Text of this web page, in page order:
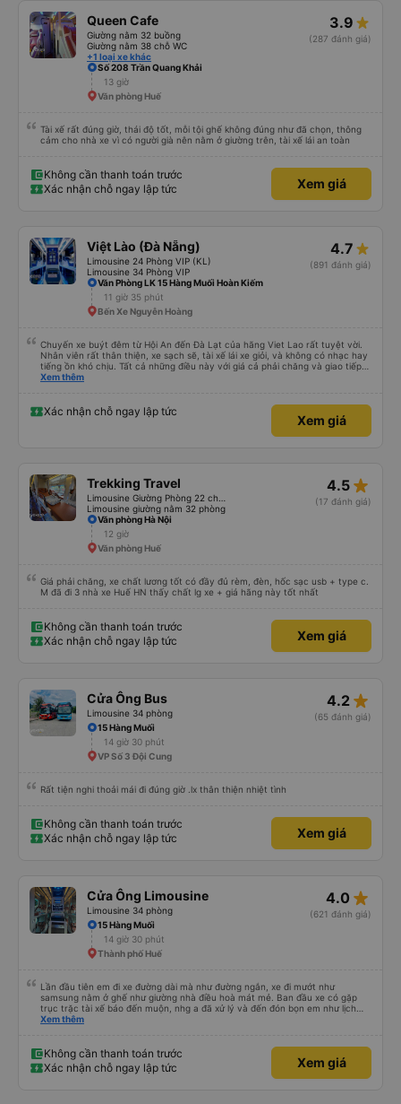
có thể sử dụng chúng vì chúng trống. Nhìn chung là một hành trình rất tốt :)
Queen Cafe
Giường nằm 32 buồng
Giường nằm 38 chỗ WC
+1 loại xe khác
3.9
(287 đánh giá)
Số 208 Trần Quang Khải
13 giờ
Văn phòng Huế
Tài xế rất đúng giờ, thái độ tốt, mỗi tội ghế không đúng như đã chọn, thông
cảm cho nhà xe vì có người già nên nằm ở giường trên, tài xế lái an toàn
Không cần thanh toán trước
Xác nhận chỗ ngay lập tức
Xem giá
Việt Lào (Đà Nẵng)
Limousine 24 Phòng VIP (KL)
Limousine 34 Phòng VIP
4.7
(891 đánh giá)
Văn Phòng LK 15 Hàng Muối Hoàn Kiếm
11 giờ 35 phút
Bến Xe Nguyễn Hoàng
Chuyến xe buýt đêm từ Hội An đến Đà Lạt của hãng Viet Lao rất tuyệt vời.
Nhân viên rất thân thiện, xe sạch sẽ, tài xế lái xe giỏi, và không có nhạc hay
tiếng ồn khó chịu. Tất cả những điều này với giá cả phải chăng và giao tiếp
bằng tiếng Anh rất suôn sẻ, vì vậy tôi rất khuyên bạn nên chọn hãng này.
không được ăn trên xe, nhưng có nhà hàng và quán ăn nhẹ ở một số điểm
dừng. Bạn phải cởi giày và đi chân trần. Tại các điểm dừng, dép nhựa được
cung cấp khi bạn xuống xe; bạn phải trả lại chúng vào thùng trước khi lên xe
chỗ ngồi hơn (có khoảng 35 chỗ, và tôi không thừa cân, nhưng vẫn hơi
chật). Tôi khuyên bạn nên chọn chỗ ngồi phía dưới và giữa.
Xem thêm
Xác nhận chỗ ngay lập tức
Xem giá
Trekking Travel
Limousine giường nằm 32 phòng
4.5 star_rate
(17 đánh giá)
Văn phòng Hà Nội
12 giờ
Văn phòng Huế
Giá phải chăng, xe chất lương tốt có đầy đủ rèm, đèn, hốc sạc usb + type c.
M đã đi 3 nhà xe Huế HN thấy chất lg xe + giá hãng này tốt nhất
Không cần thanh toán trước
Xác nhận chỗ ngay lập tức
Xem giá
Cửa Ông Bus
Limousine 34 phòng
4.2 star_rate
(65 đánh giá)
15 Hàng Muối
14 giờ 30 phút
VP Số 3 Đội Cung
Rất tiện nghi thoải mái đi đúng giờ .lx thân thiện nhiệt tình
Không cần thanh toán trước
Xác nhận chỗ ngay lập tức
Xem giá
Cửa Ông Limousine
Limousine 34 phòng
4.0 star_rate
(621 đánh giá)
15 Hàng Muối
14 giờ 30 phút
Thành phố Huế
Lần đầu tiên em đi xe đường dài mà như đường ngắn, xe đi mướt như
samsung nằm ở ghế như giường nhà điều hoà mát mẻ. Ban đầu xe có gặp
trục trặc tài xế báo đến muộn, nhg a đã xử lý và đến đón bọn em như lịch
trên hệ thống. Anh tài xế Văn Sĩ quá vui tính và nhiệt tình, trời mưa gió đã
Xem thêm
Không cần thanh toán trước
Xác nhận chỗ ngay lập tức
Xem giá